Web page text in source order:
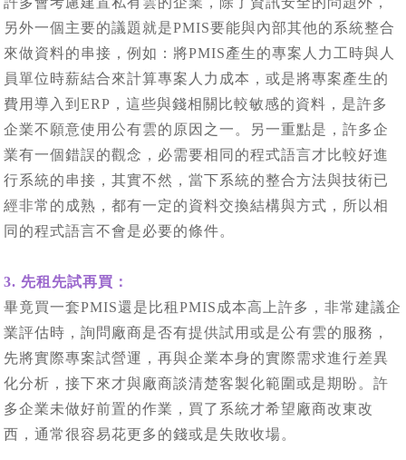
另外一個主要的議題就是PMIS要能與內部其他的系統整合
來做資料的串接，例如：將PMIS產生的專案人力工時與人
員單位時薪結合來計算專案人力成本，或是將專案產生的
費用導入到ERP，這些與錢相關比較敏感的資料，是許多
企業不願意使用公有雲的原因之一。另一重點是，許多企
業有一個錯誤的觀念，必需要相同的程式語言才比較好進
行系統的串接，其實不然，當下系統的整合方法與技術已
經非常的成熟，都有一定的資料交換結構與方式，所以相
同的程式語言不會是必要的條件。
3. 先租先試再買：
畢竟買一套PMIS還是比租PMIS成本高上許多，非常建議企
業評估時，詢問廠商是否有提供試用或是公有雲的服務，
先將實際專案試營運，再與企業本身的實際需求進行差異
化分析，接下來才與廠商談清楚客製化範圍或是期盼。許
多企業未做好前置的作業，買了系統才希望廠商改東改
西，通常很容易花更多的錢或是失敗收場。